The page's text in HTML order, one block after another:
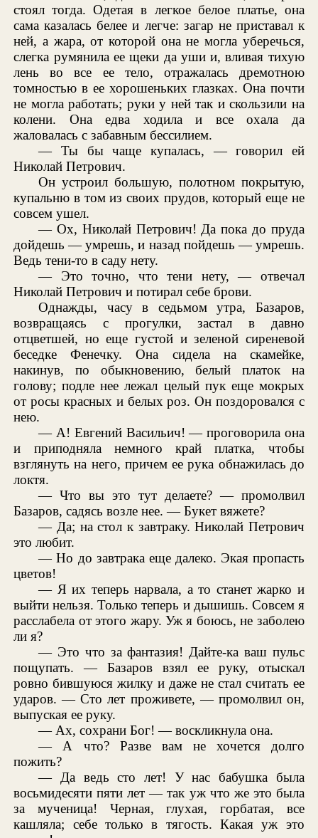
стоял тогда. Одетая в легкое белое платье, она
сама казалась белее и легче: загар не приставал к
ней, а жара, от которой она не могла уберечься,
слегка румянила ее щеки да уши и, вливая тихую
лень во все ее тело, отражалась дремотною
томностью в ее хорошеньких глазках. Она почти
не могла работать; руки у ней так и скользили на
колени. Она едва ходила и все охала да
жаловалась с забавным бессилием.
— Ты бы чаще купалась, — говорил ей
Николай Петрович.
Он устроил большую, полотном покрытую,
купальню в том из своих прудов, который еще не
совсем ушел.
— Ох, Николай Петрович! Да пока до пруда
дойдешь — умрешь, и назад пойдешь — умрешь.
Ведь тени-то в саду нету.
— Это точно, что тени нету, — отвечал
Николай Петрович и потирал себе брови.
Однажды, часу в седьмом утра, Базаров,
возвращаясь с прогулки, застал в давно
отцветшей, но еще густой и зеленой сиреневой
беседке Фенечку. Она сидела на скамейке,
накинув, по обыкновению, белый платок на
голову; подле нее лежал целый пук еще мокрых
от росы красных и белых роз. Он поздоровался с
нею.
— А! Евгений Васильич! — проговорила она
и приподняла немного край платка, чтобы
взглянуть на него, причем ее рука обнажилась до
локтя.
— Что вы это тут делаете? — промолвил
Базаров, садясь возле нее. — Букет вяжете?
— Да; на стол к завтраку. Николай Петрович
это любит.
— Но до завтрака еще далеко. Экая пропасть
цветов!
— Я их теперь нарвала, а то станет жарко и
выйти нельзя. Только теперь и дышишь. Совсем я
расслабела от этого жару. Уж я боюсь, не заболею
ли я?
— Это что за фантазия! Дайте-ка ваш пульс
пощупать. — Базаров взял ее руку, отыскал
ровно бившуюся жилку и даже не стал считать ее
ударов. — Сто лет проживете, — промолвил он,
выпуская ее руку.
— Ах, сохрани Бог! — воскликнула она.
— А что? Разве вам не хочется долго
пожить?
— Да ведь сто лет! У нас бабушка была
восьмидесяти пяти лет — так уж что же это была
за мученица! Черная, глухая, горбатая, все
кашляла; себе только в тягость. Какая уж это